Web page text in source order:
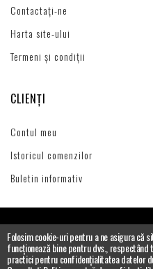
Folosim cookie-uri pentru a ne asigura că
funcționează bine pentru dvs., respectând
practici pentru confidențialitatea datelor
Contactați-ne
Harta site-ului
Termeni și condiții
CLIENȚI
Contul meu
Istoricul comenzilor
Buletin informativ